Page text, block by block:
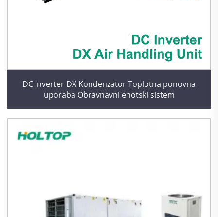
DC Inverter DX Kondenzator Toplotna ponovna
uporaba Obravnavni enotski sistem